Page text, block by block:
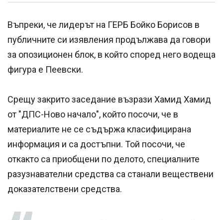
Въпреки, че лидерът на ГЕРБ Бойко Борисов в
публичните си изявления продължава да говори
за опозиционен блок, в който според него водеща
фигура е Пеевски.
Срещу закрито заседание възрази Хамид Хамид
от "ДПС-Ново начало", който посочи, че в
материалите не се съдържа класифицирана
информация и са достъпни. Той посочи, че
откакто са приобщени по делото, специалните
разузнавателни средства са станали веществени
доказателствени средства.